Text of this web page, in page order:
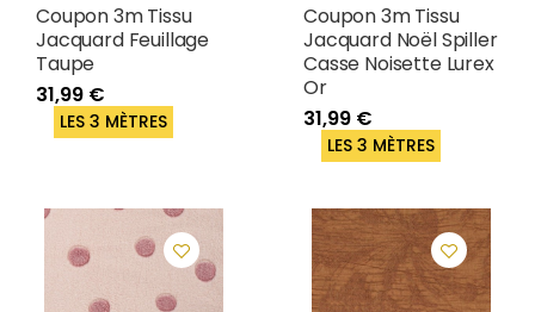
Coupon 3m Tissu
Jacquard Feuillage
Taupe
31,99 €
LES 3 MÈTRES
Coupon 3m Tissu
Jacquard Noël Spiller
Casse Noisette Lurex
Or
31,99 €
LES 3 MÈTRES